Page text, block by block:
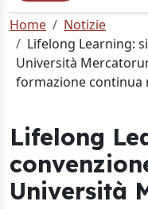
Home
Notizie
Lifelong Learning:
Università
formazione
Lifelong
Università